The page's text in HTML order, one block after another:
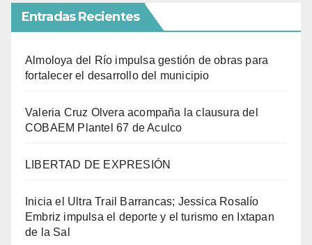
Entradas Recientes
Almoloya del Río impulsa gestión de obras para
fortalecer el desarrollo del municipio
Valeria Cruz Olvera acompaña la clausura del
COBAEM Plantel 67 de Aculco
LIBERTAD DE EXPRESIÓN
Inicia el Ultra Trail Barrancas; Jessica Rosalío
Embriz impulsa el deporte y el turismo en Ixtapan
de la Sal